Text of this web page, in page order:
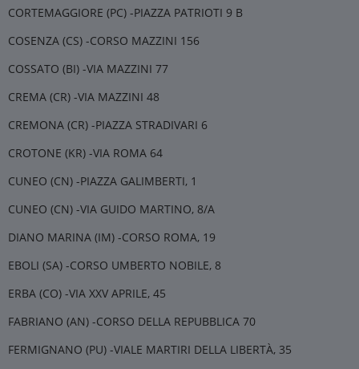
CORTEMAGGIORE (PC) -PIAZZA PATRIOTI 9 B
COSENZA (CS) -CORSO MAZZINI 156
COSSATO (BI) -VIA MAZZINI 77
CREMA (CR) -VIA MAZZINI 48
CREMONA (CR) -PIAZZA STRADIVARI 6
CROTONE (KR) -VIA ROMA 64
CUNEO (CN) -PIAZZA GALIMBERTI, 1
CUNEO (CN) -VIA GUIDO MARTINO, 8/A
DIANO MARINA (IM) -CORSO ROMA, 19
EBOLI (SA) -CORSO UMBERTO NOBILE, 8
ERBA (CO) -VIA XXV APRILE, 45
FABRIANO (AN) -CORSO DELLA REPUBBLICA 70
FERMIGNANO (PU) -VIALE MARTIRI DELLA LIBERTÀ, 35